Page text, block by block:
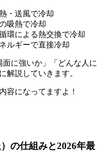
・送風で冷却
吸熱で冷却
環による熱交換で冷却
ルギーで直接冷却
に強いか」「どんな人に
解説していきます。
容になってますよ！
の仕組みと2026年最